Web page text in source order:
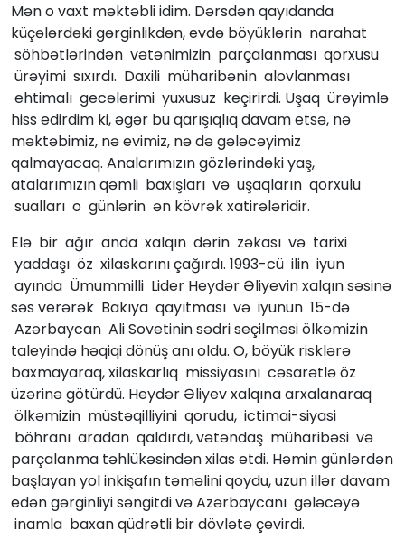
Mən o vaxt məktəbli idim. Dərsdən qayıdanda
küçələrdəki gərginlikdən, evdə böyüklərin narahat
söhbətlərindən vətənimizin parçalanması qorxusu
ürəyimi sıxırdı. Daxili müharibənin alovlanması
ehtimalı gecələrimi yuxusuz keçirirdi. Uşaq ürəyimlə
hiss edirdim ki, əgər bu qarışıqlıq davam etsə, nə
məktəbimiz, nə evimiz, nə də gələcəyimiz
qalmayacaq. Analarımızın gözlərindəki yaş,
atalarımızın qəmli baxışları və uşaqların qorxulu
sualları o günlərin ən kövrək xatirələridir.
Elə bir ağır anda xalqın dərin zəkası və tarixi
yaddaşı öz xilaskarını çağırdı. 1993-cü ilin iyun
ayında Ümummilli Lider Heydər Əliyevin xalqın səsinə
səs verərək Bakıya qayıtması və iyunun 15-də
Azərbaycan Ali Sovetinin sədri seçilməsi ölkəmizin
taleyində həqiqi dönüş anı oldu. O, böyük risklərə
baxmayaraq, xilaskarlıq missiyasını cəsarətlə öz
üzərinə götürdü. Heydər Əliyev xalqına arxalanaraq
ölkəmizin müstəqilliyini qorudu, ictimai-siyasi
böhranı aradan qaldırdı, vətəndaş müharibəsi və
parçalanma təhlükəsindən xilas etdi. Həmin günlərdən
başlayan yol inkişafın təməlini qoydu, uzun illər davam
edən gərginliyi səngitdi və Azərbaycanı gələcəyə
inamla baxan qüdrətli bir dövlətə çevirdi.